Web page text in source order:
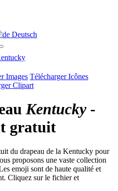
Deutsch
Images Télécharger Icônes
Clipart
Kentucky-
gratuit
du drapeau de la Kentucky pour
proposons une vaste collection
emoji sont de haute qualité et
Cliquez sur le fichier et